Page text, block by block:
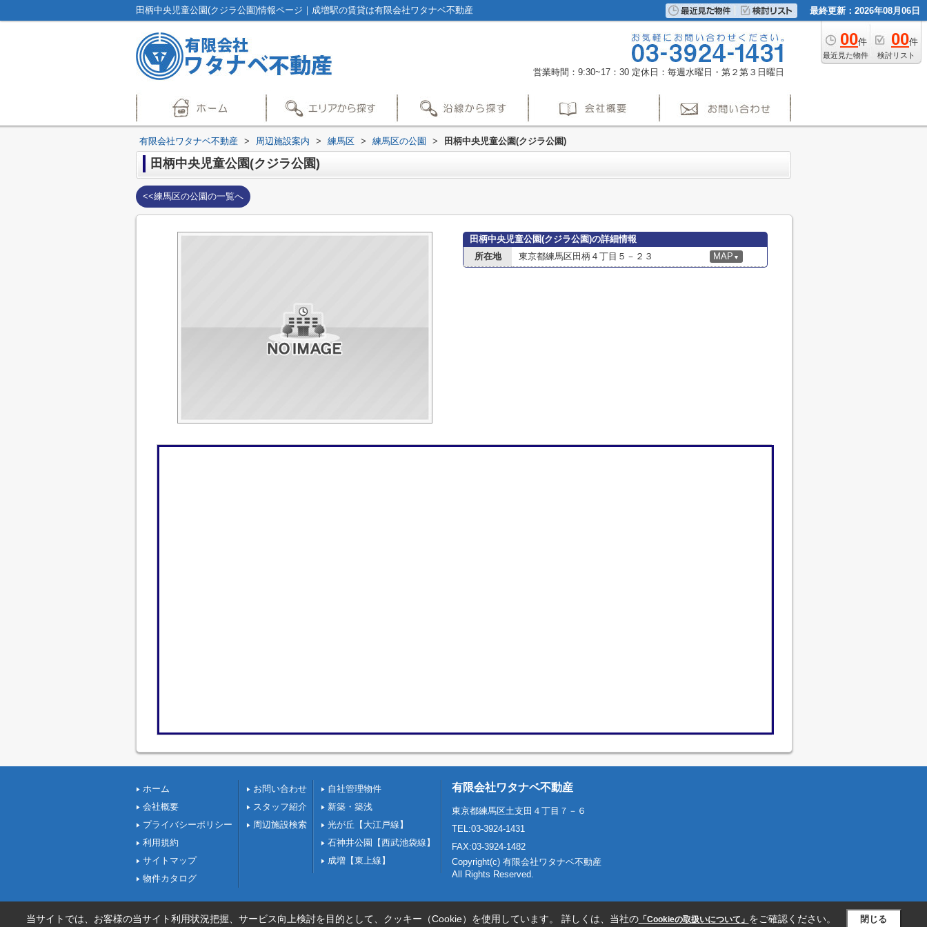
田柄中央児童公園(クジラ公園)情報ページ｜成増駅の賃貸は有限会社ワタナベ不動産 最終更新：2026年08月06日
00件
最近見た物件
00件
検討リスト
営業時間：9:30~17：30 定休日：毎週水曜日・第２第３日曜日
有限会社ワタナベ不動産 > 周辺施設案内 > 練馬区 > 練馬区の公園 > 田柄中央児童公園(クジラ公園)
田柄中央児童公園(クジラ公園)
<<練馬区の公園の一覧へ
田柄中央児童公園(クジラ公園)の詳細情報
所在地
東京都練馬区田柄４丁目５－２３ MAP ▼
ホーム
会社概要
プライバシーポリシー
利用規約
サイトマップ
物件カタログ
お問い合わせ
スタッフ紹介
周辺施設検索
自社管理物件
新築・築浅
光が丘【大江戸線】
石神井公園【西武池袋線】
成増【東上線】
有限会社ワタナベ不動産
東京都練馬区土支田４丁目７－６
TEL:03-3924-1431
FAX:03-3924-1482
Copyright(c) 有限会社ワタナベ不動産
All Rights Reserved.
当サイトでは、お客様の当サイト利用状況把握、サービス向上検討を目的として、クッキー（Cookie）を使用しています。 詳しくは、当社の「Cookieの取扱いについて」 をご確認ください。 閉じる